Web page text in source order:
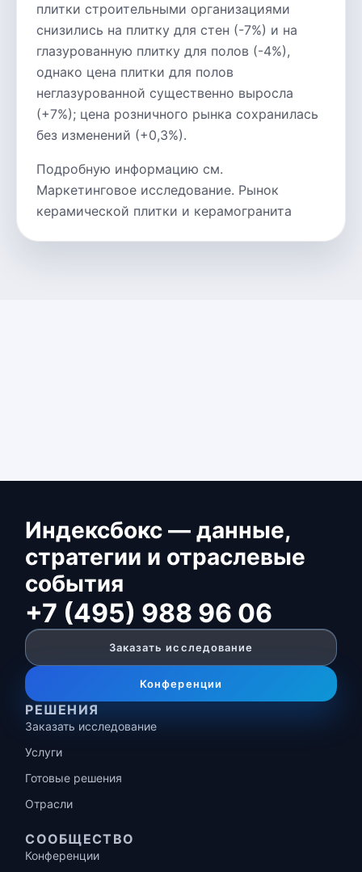
плитки строительными организациями
снизились на плитку для стен (-7%) и на
глазурованную плитку для полов (-4%),
однако цена плитки для полов
неглазурованной существенно выросла
(+7%); цена розничного рынка сохранилась
без изменений (+0,3%).
Подробную информацию см.
Маркетинговое исследование. Рынок
керамической плитки и керамогранита
Индексбокс — данные,
стратегии и отраслевые
события
+7 (495) 988 96 06
Заказать исследование
Конференции
РЕШЕНИЯ
Заказать исследование
Услуги
Готовые решения
Отрасли
СООБЩЕСТВО
Конференции